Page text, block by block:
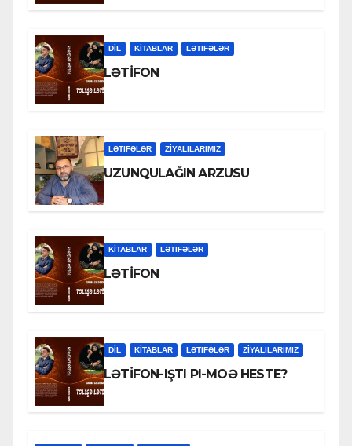
DİL KİTABLAR LƏTIFƏLƏR
LƏTİFON
LƏTIFƏLƏR ZİYALILARIMIZ
UZUNQULAĞIN ARZUSU
KİTABLAR LƏTIFƏLƏR
LƏTİFON
DİL KİTABLAR LƏTIFƏLƏR ZİYALILARIMIZ
LƏTİFON-IŞTI PI-MOƏ HESTE?